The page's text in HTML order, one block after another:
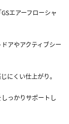
エアーフローシャ
アやアクティブシー
にくい仕上がり。
っかりサポートし